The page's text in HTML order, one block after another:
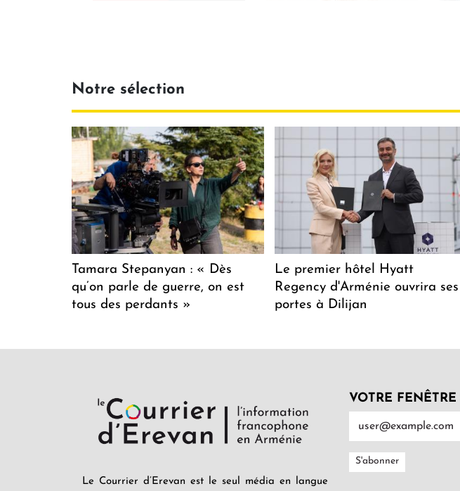
Notre sélection
Tamara Stepanyan : « Dès
qu’on parle de guerre, on est
tous des perdants »
Le premier hôtel Hyatt
Regency d'Arménie ouvrira ses
portes à Dilijan
Le Courrier d’Erevan est le seul média en langue
VOTRE